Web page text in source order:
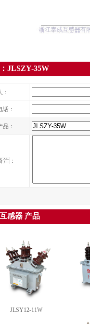
JLSZY-35W
：
话：
品：
注 ：
感器 产品
JLSY12-11W